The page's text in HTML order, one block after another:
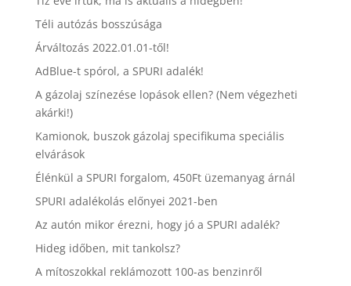
Téli autózás bosszúsága
Árváltozás 2022.01.01-től!
AdBlue-t spórol, a SPURI adalék!
A gázolaj színezése lopások ellen? (Nem végezheti
akárki!)
Kamionok, buszok gázolaj specifikuma speciális
elvárások
Élénkül a SPURI forgalom, 450Ft üzemanyag árnál
SPURI adalékolás előnyei 2021-ben
Az autón mikor érezni, hogy jó a SPURI adalék?
Hideg időben, mit tankolsz?
A mítoszokkal reklámozott 100-as benzinről